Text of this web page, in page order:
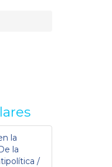
la
la
/